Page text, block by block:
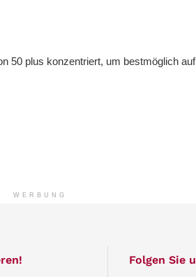
50 plus konzentriert, um bestmöglich
WERBUNG
Folgen Sie